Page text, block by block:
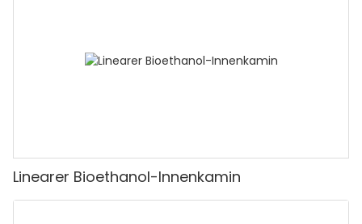
Linearer Bioethanol-Innenkamin